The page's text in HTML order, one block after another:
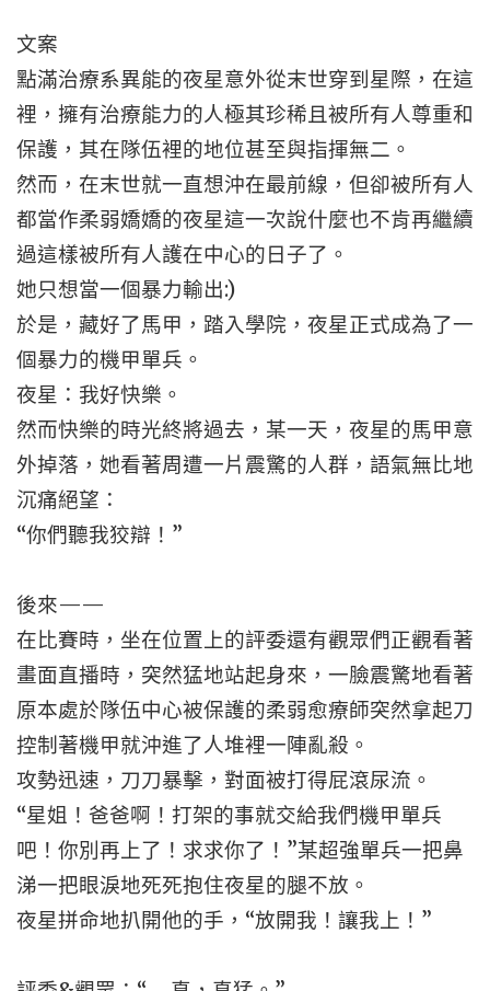
文案
點滿治療系異能的夜星意外從末世穿到星際，在這
裡，擁有治療能力的人極其珍稀且被所有人尊重和
保護，其在隊伍裡的地位甚至與指揮無二。
然而，在末世就一直想沖在最前線，但卻被所有人
都當作柔弱嬌嬌的夜星這一次說什麼也不肯再繼續
過這樣被所有人護在中心的日子了。
她只想當一個暴力輸出:)
於是，藏好了馬甲，踏入學院，夜星正式成為了一
個暴力的機甲單兵。
夜星：我好快樂。
然而快樂的時光終將過去，某一天，夜星的馬甲意
外掉落，她看著周遭一片震驚的人群，語氣無比地
沉痛絕望：
“你們聽我狡辯！”
後來——
在比賽時，坐在位置上的評委還有觀眾們正觀看著
畫面直播時，突然猛地站起身來，一臉震驚地看著
原本處於隊伍中心被保護的柔弱愈療師突然拿起刀
控制著機甲就沖進了人堆裡一陣亂殺。
攻勢迅速，刀刀暴擊，對面被打得屁滾尿流。
“星姐！爸爸啊！打架的事就交給我們機甲單兵
吧！你別再上了！求求你了！”某超強單兵一把鼻
涕一把眼淚地死死抱住夜星的腿不放。
夜星拼命地扒開他的手，“放開我！讓我上！”